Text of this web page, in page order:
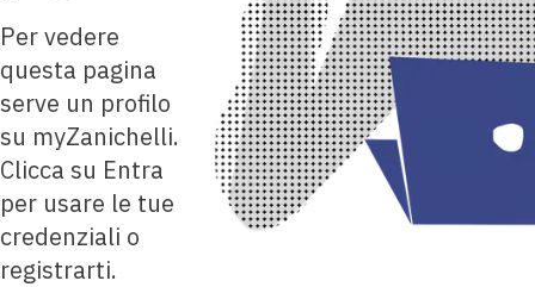
Per vedere
questa pagina
serve un profilo
su myZanichelli.
Clicca su Entra
per usare le tue
credenziali o
registrarti.